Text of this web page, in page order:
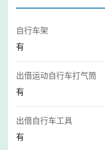
自行车架
有
出借运动自行车打气筒
有
出借自行车工具
有